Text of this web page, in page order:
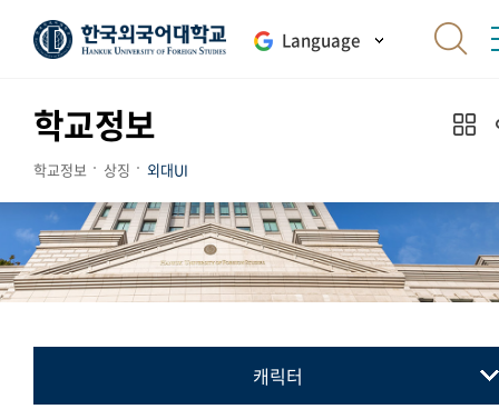
Language
학교정보
학교정보 상징 외대UI
캐릭터